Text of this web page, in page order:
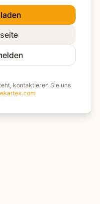
kontaktieren Sie uns